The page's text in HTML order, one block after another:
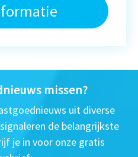
missen?
uit diverse
de belangrijkste
je in voor onze gratis